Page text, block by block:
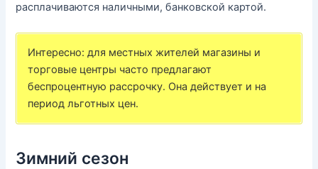
расплачиваются наличными, банковской картой.
Интересно: для местных жителей магазины и
торговые центры часто предлагают
беспроцентную рассрочку. Она действует и на
период льготных цен.
Зимний сезон